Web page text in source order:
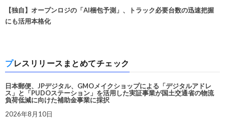
【独自】オープンロジの「AI梱包予測」、トラック必要台数の迅速把握
にも活用本格化
プレスリリースまとめてチェック
日本郵便、JPデジタル、GMOメイクショップによる「デジタルアドレ
ス」と「PUDOステーション」を活用した実証事業が国土交通省の物流
負荷低減に向けた補助金事業に採択
2026年8月10日